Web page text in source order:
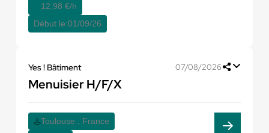
12,98 €/h
Début le:01/09/26
Yes ! Bâtiment 07/08/2026
Menuisier H/F/X
Toulouse , France